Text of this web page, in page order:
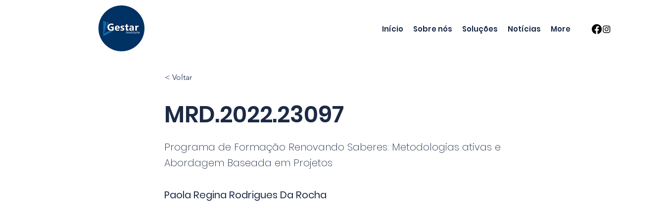
Início Sobre nós Soluções Notícias More
< Voltar
MRD.2022.23097
Programa de Formação Renovando Saberes: Metodologias ativas e
Abordagem Baseada em Projetos
Paola Regina Rodrigues Da Rocha